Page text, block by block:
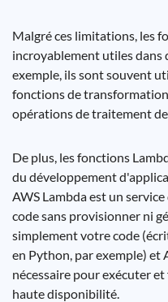
Malgré ces limitations, les
incroyablement utiles dans
exemple, ils sont souvent
fonctions de
opérations de traitement
De plus, les fonctions
du développement
AWS Lambda est un
code sans provisionner ni
simplement votre code
en Python, par exemple) et
nécessaire pour exécuter
haute disponibilité.